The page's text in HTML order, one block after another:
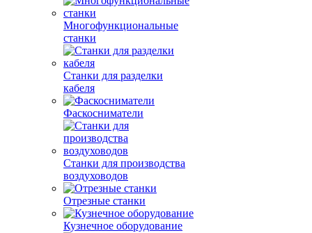
Многофункциональные
станки
Станки для разделки
кабеля
Фаскосниматели
Станки для производства
воздуховодов
Отрезные станки
Кузнечное оборудование